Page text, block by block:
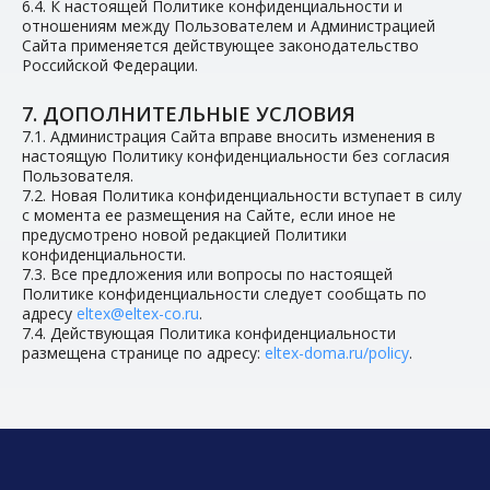
6.4. К настоящей Политике конфиденциальности и
отношениям между Пользователем и Администрацией
Сайта применяется действующее законодательство
Российской Федерации.
7. ДОПОЛНИТЕЛЬНЫЕ УСЛОВИЯ
7.1. Администрация Сайта вправе вносить изменения в
настоящую Политику конфиденциальности без согласия
Пользователя.
7.2. Новая Политика конфиденциальности вступает в силу
с момента ее размещения на Сайте, если иное не
предусмотрено новой редакцией Политики
конфиденциальности.
7.3. Все предложения или вопросы по настоящей
Политике конфиденциальности следует сообщать по
адресу eltex@eltex-co.ru.
7.4. Действующая Политика конфиденциальности
размещена странице по адресу: eltex-doma.ru/policy.